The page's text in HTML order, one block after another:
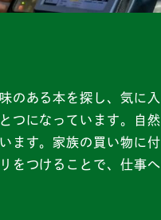
のある本を探し、気に
つになっています。自
ます。家族の買い物に
をつけることで、仕事